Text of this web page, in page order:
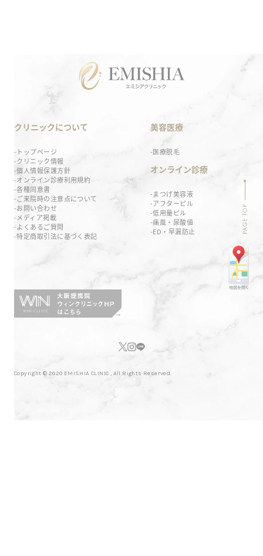
クリニックについて
トップページ
クリニック情報
個人情報保護方針
オンライン診療利用規約
各種同意書
ご来院時の注意点について
お問い合わせ
メディア掲載
よくあるご質問
特定商取引法に基づく表記
美容医療
医療脱毛
オンライン診療
まつげ美容液
アフターピル
低用量ピル
痛風・尿酸値
ED・早漏防止
Copyright © 2020 EMISHIA CLINIC , All Rights Reserved.